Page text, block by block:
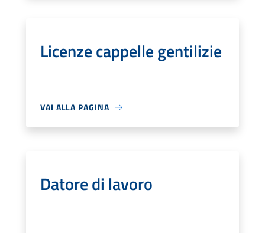
Licenze cappelle gentilizie
VAI ALLA PAGINA
Datore di lavoro